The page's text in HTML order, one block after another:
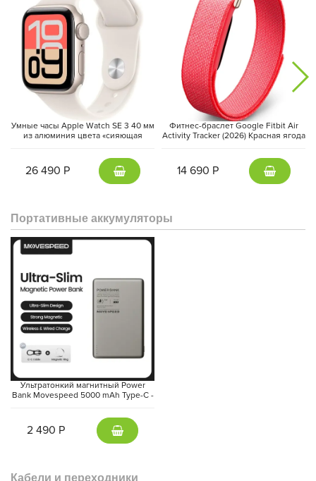
Умные часы Apple Watch SE 3 40 мм
из алюминия цвета «сияющая
«сияющая звезда» (S/M)
26 490 Р
Фитнес-браслет Google Fitbit Air
Activity Tracker (2026) Красная ягода
14 690 Р
Портативные аккумуляторы
Ультратонкий магнитный Power
Bank Movespeed 5000 mAh Type-C -
2 490 Р
Кабели и переходники